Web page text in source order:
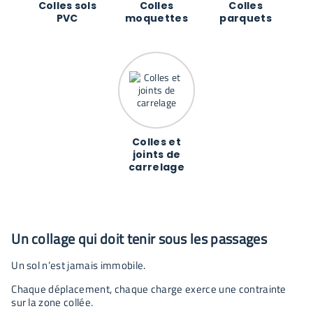
Colles sols
PVC
Colles
moquettes
Colles
parquets
Colles et
joints de
carrelage
Un collage qui doit tenir sous les passages
Un sol n’est jamais immobile.
Chaque déplacement, chaque charge exerce une contrainte
sur la zone collée.